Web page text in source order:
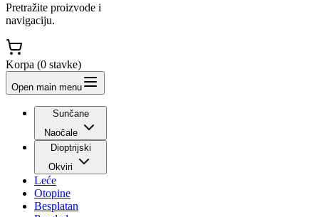
Pretražite proizvode i
navigaciju.
Korpa (0 stavke)
Open main menu
Sunčane
Naočale
Dioptrijski
Okviri
Leće
Otopine
Besplatan